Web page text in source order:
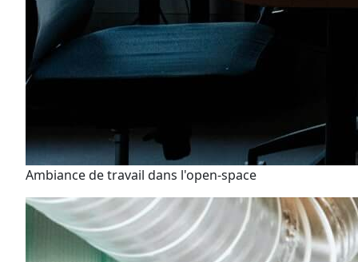
Ambiance de travail dans l'open-space